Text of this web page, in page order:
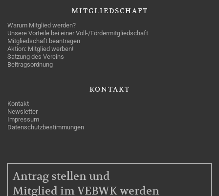
MITGLIEDSCHAFT
Warum Mitglied werden?
Unsere Vorteile bei einer Voll-/Fördermitgliedschaft
Mitgliedschaft beantragen
Aktion: Mitglied werben!
Satzung des Vereins
Beitragsordnung
KONTAKT
Kontakt
Newsletter
Impressum
Datenschutzbestimmungen
MITGLIEDSCHAFT
Antrag stellen und
Mitglied im VEBWK werden